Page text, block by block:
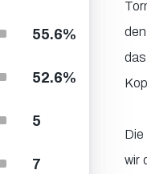
55.6%
52.6%
5
7
wir